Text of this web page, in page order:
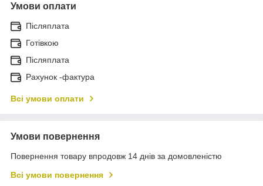
Умови оплати
Післяплата
Готівкою
Післяплата
Рахунок -фактура
Всі умови оплати
Умови повернення
Повернення товару впродовж 14 днів за домовленістю
Всі умови повернення